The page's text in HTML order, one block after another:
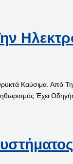
Καύσιμα. Από
Έχει